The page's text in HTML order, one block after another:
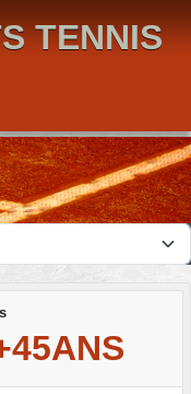
TENNIS